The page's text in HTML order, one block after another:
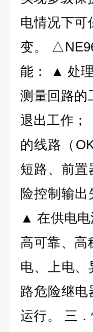
电情况下
变。
能： ▲ 处
测量回路的
退出工作；
的线路（
短路、前
险控制输
▲ 在供电电
高可靠、高
电、上电
路危险继
运行。 三